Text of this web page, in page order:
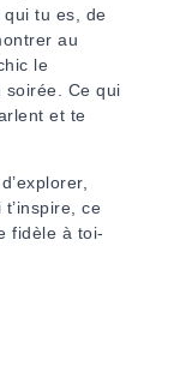
qui tu es, de
au
le
soirée. Ce qui
et te
ce
fidèle à toi-